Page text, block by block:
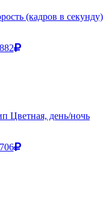
(кадров в секунду)
Цветная, день/ночь